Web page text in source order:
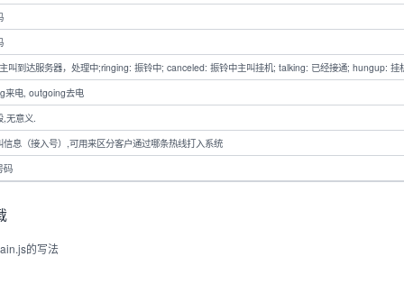
叫到达服务器，处理中;ringing: 振铃中; canceled: 振铃中主叫挂机; talking: 已经接通; hungup: 挂
来电, outgoing去电
,无意义.
信息（接入号）,可用来区分客户通过哪条热线打入系统
码
的写法